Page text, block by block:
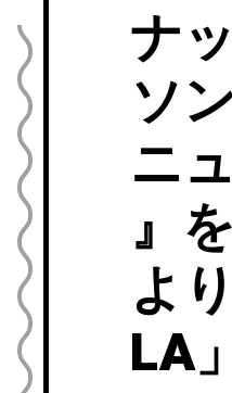
ナ
ソ
ニ
』
よ
LA